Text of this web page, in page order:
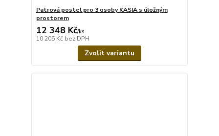
Patrová postel pro 3 osoby KASIA s úložným
prostorem
12 348 Kč/ks
10 205 Kč bez DPH
Zvolit variantu